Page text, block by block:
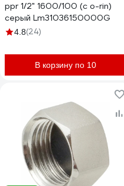
ppr 1/2" 1600/100 (с o-rin)
серый Lm31036150000G
4.8(24)
В корзину по 10